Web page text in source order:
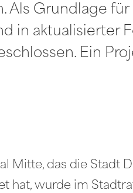
Als Grundlage
in aktualisierter
Ein
Mitte, das die
wurde im